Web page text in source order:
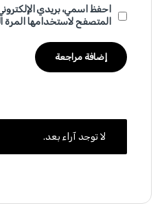
احفظ اسمي، بريدي
المتصفح لاستخدامها المرة
لا توجد آراء بعد.